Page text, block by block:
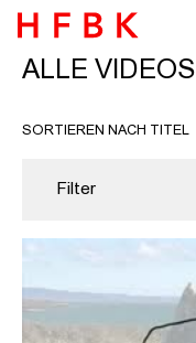
Zu den Filtern
Zur Metanavigation
Zur Hauptnavigation
Zur Suche
Zum Inhalt
Zum Seitenfuss
ALLE VIDEOS
ALLE VIDEOS
SORTIEREN NACH TITEL
Filter